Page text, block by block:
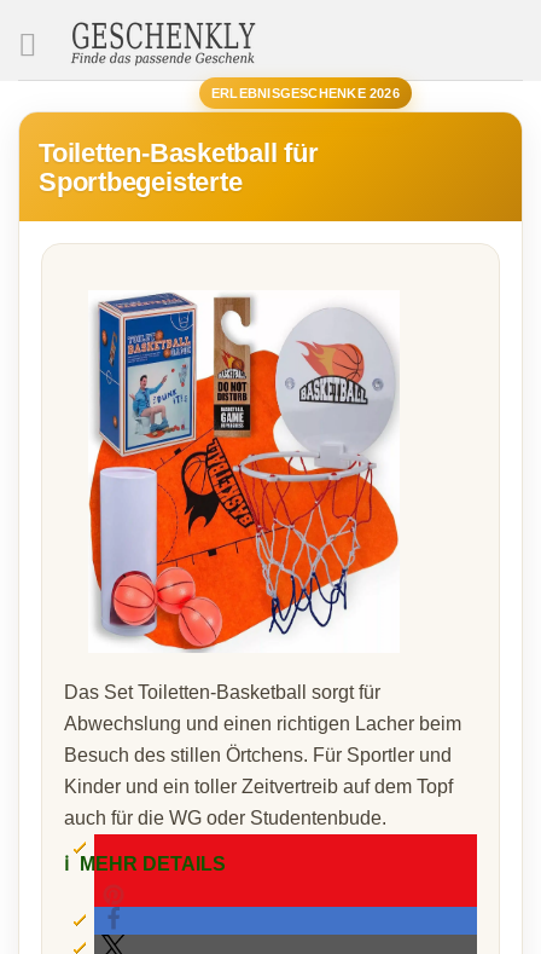
ERLEBNISGESCHENKE 2026
Toiletten-Basketball für
Sportbegeisterte
Das Set Toiletten-Basketball sorgt für
Abwechslung und einen richtigen Lacher beim
Besuch des stillen Örtchens. Für Sportler und
Kinder und ein toller Zeitvertreib auf dem Topf
auch für die WG oder Studentenbude.
ℹ️ MEHR DETAILS